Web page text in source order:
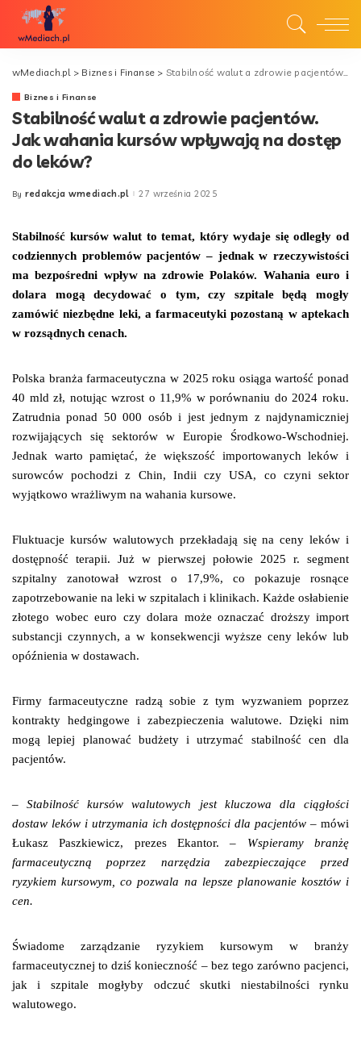
wMediach.pl> Biznes i Finanse > Stabilność walut a zdrowie pacjentów. Jak wahania kursów wpływają na dostęp do leków?
Biznes i Finanse
Stabilność walut a zdrowie pacjentów.
Jak wahania kursów wpływają na dostęp
do leków?
Posted
By redakcja wmediach.pl 27 września 2025
Stabilność kursów walut to temat, który wydaje się odległy od
codziennych problemów pacjentów – jednak w rzeczywistości
ma bezpośredni wpływ na zdrowie Polaków. Wahania euro i
dolara mogą decydować o tym, czy szpitale będą mogły
zamówić niezbędne leki, a farmaceutyki pozostaną w aptekach
w rozsądnych cenach.
Polska branża farmaceutyczna w 2025 roku osiąga wartość ponad
40 mld zł, notując wzrost o 11,9% w porównaniu do 2024 roku.
Zatrudnia ponad 50 000 osób i jest jednym z najdynamiczniej
rozwijających się sektorów w Europie Środkowo-Wschodniej.
Jednak warto pamiętać, że większość importowanych leków i
surowców pochodzi z Chin, Indii czy USA, co czyni sektor
wyjątkowo wrażliwym na wahania kursowe.
Fluktuacje kursów walutowych przekładają się na ceny leków i
dostępność terapii. Już w pierwszej połowie 2025 r. segment
szpitalny zanotował wzrost o 17,9%, co pokazuje rosnące
zapotrzebowanie na leki w szpitalach i klinikach. Każde osłabienie
złotego wobec euro czy dolara może oznaczać droższy import
substancji czynnych, a w konsekwencji wyższe ceny leków lub
opóźnienia w dostawach.
Firmy farmaceutyczne radzą sobie z tym wyzwaniem poprzez
kontrakty hedgingowe i zabezpieczenia walutowe. Dzięki nim
mogą lepiej planować budżety i utrzymać stabilność cen dla
pacjentów.
– Stabilność kursów walutowych jest kluczowa dla ciągłości
dostaw leków i utrzymania ich dostępności dla pacjentów – mówi
Łukasz Paszkiewicz, prezes Ekantor. – Wspieramy branżę
farmaceutyczną poprzez narzędzia zabezpieczające przed
ryzykiem kursowym, co pozwala na lepsze planowanie kosztów i
cen.
Świadome zarządzanie ryzykiem kursowym w branży
farmaceutycznej to dziś konieczność – bez tego zarówno pacjenci,
jak i szpitale mogłyby odczuć skutki niestabilności rynku
walutowego.